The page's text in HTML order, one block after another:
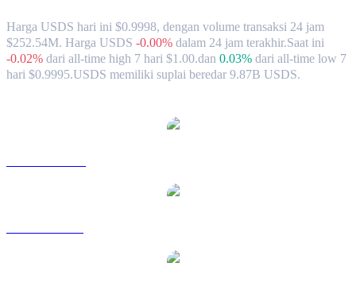
Harga USDS hari ini $0.9998, dengan volume transaksi 24 jam
$252.54M. Harga USDS -0.00% dalam 24 jam terakhir.Saat ini
-0.02% dari all-time high 7 hari $1.00.dan 0.03% dari all-time low 7
hari $0.9995.USDS memiliki suplai beredar 9.87B USDS.